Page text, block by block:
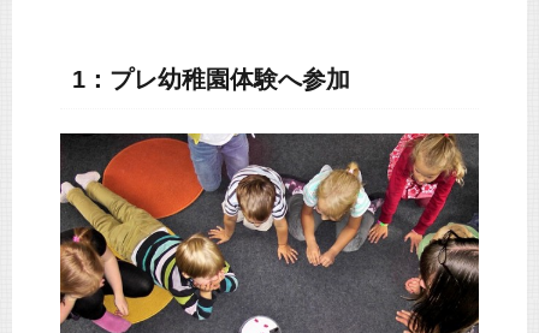
1：プレ幼稚園体験へ参加